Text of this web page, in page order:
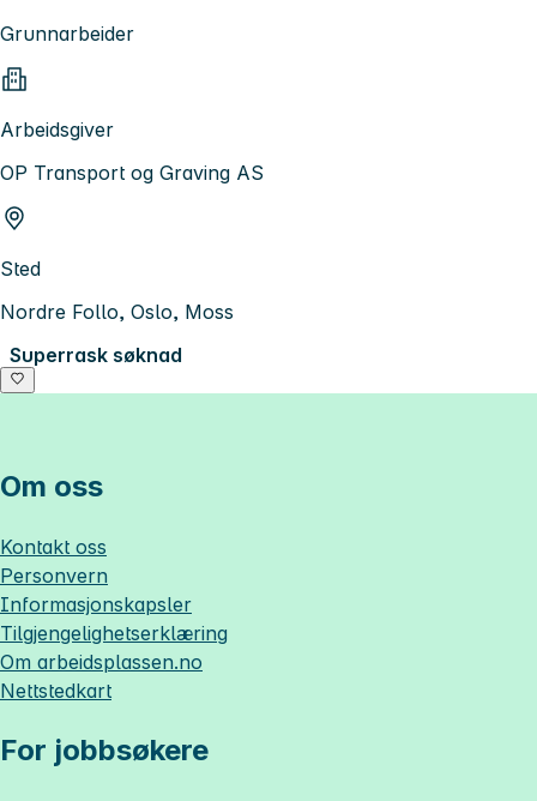
Grunnarbeider
Arbeidsgiver
OP Transport og Graving AS
Sted
Nordre Follo, Oslo, Moss
Superrask søknad
Om oss
Kontakt oss
Personvern
Informasjonskapsler
Tilgjengelighetserklæring
Om arbeidsplassen.no
Nettstedkart
For jobbsøkere